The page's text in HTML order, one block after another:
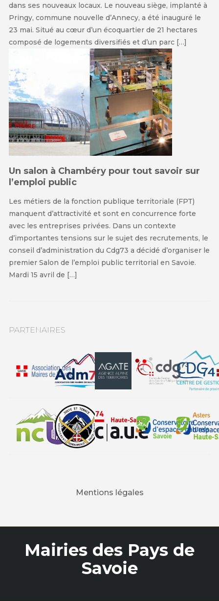
dans ses nouveaux locaux. Le nouveau siège, implanté à
Pringy, commune nouvelle d’Annecy, a été inauguré le
23 mai. Situé au cœur d’un écoquartier de 21 hectares
composé de logements diversifiés et d’un parc […]
Un salon à Chambéry pour tout savoir sur
l’emploi public
Les métiers de la fonction publique territoriale (FPT)
manquent d’attractivité et sont en concurrence forte
avec les entreprises privées. Dans un contexte
d’importantes tensions sur le sujet des recrutements, le
conseil d’administration du Cdg73 a décidé d’organiser le
premier Salon de l’emploi public territorial en Savoie.
Mardi 15 avril de […]
PARTENAIRES
Mentions légales
Mairies des Pays de
Savoie